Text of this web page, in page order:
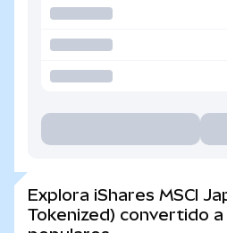
Explora iShares MSCI
Tokenized) convertido